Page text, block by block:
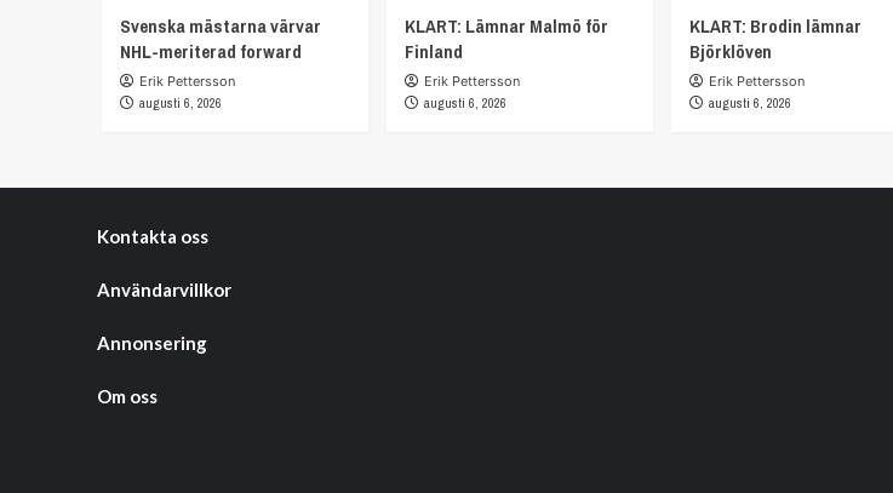
Svenska mästarna värvar
NHL-meriterad forward
Erik Pettersson
augusti 6, 2026
KLART: Lämnar Malmö för
Finland
Erik Pettersson
augusti 6, 2026
KLART: Brodin lämnar
Björklöven
Erik Pettersson
augusti 6, 2026
Kontakta oss
Användarvillkor
Annonsering
Om oss